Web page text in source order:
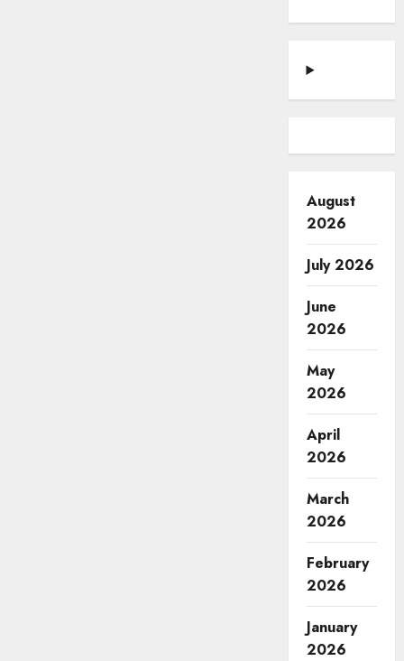
August
2026
July 2026
June
2026
May
2026
April
2026
March
2026
February
2026
January
2026